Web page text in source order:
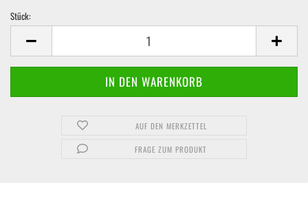
Stück:
AUF DEN MERKZETTEL
FRAGE ZUM PRODUKT